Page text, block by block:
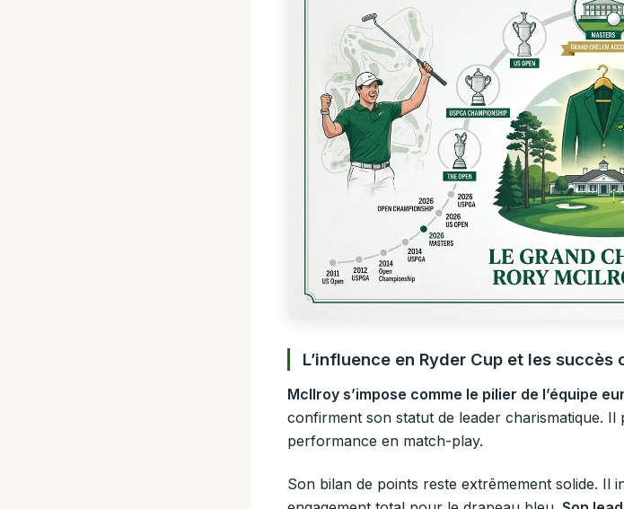
L’influence en Ryder Cup et les
McIlroy s’impose comme le pilier de l’équipe
confirment son statut de leader charismatique.
performance en match-play.
Son bilan de points reste extrêmement solide. Il